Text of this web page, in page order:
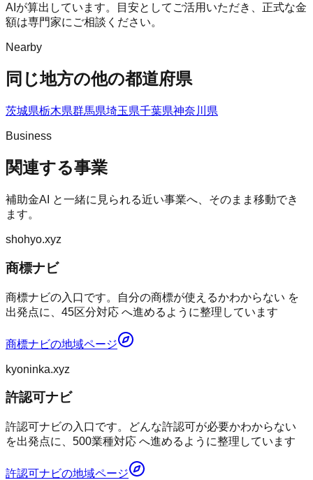
AIが算出しています。目安としてご活用いただき、正式な金
額は専門家にご相談ください。
Nearby
同じ地方の他の都道府県
茨城県栃木県群馬県埼玉県千葉県神奈川県
Business
関連する事業
補助金AI
と一緒に見られる近い事業へ、そのまま移動でき
ます。
shohyo.xyz
商標ナビ
商標ナビの入口です。自分の商標が使えるかわからない を
出発点に、45区分対応 へ進めるように整理しています
商標ナビの地域ページ
kyoninka.xyz
許認可ナビ
許認可ナビの入口です。どんな許認可が必要かわからない
を出発点に、500業種対応 へ進めるように整理しています
許認可ナビの地域ページ